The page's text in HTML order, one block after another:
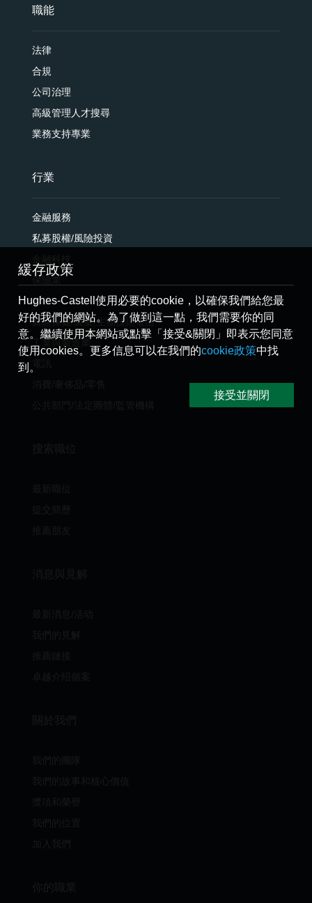
職能
法律
合規
公司治理
高級管理人才搜尋
業務支持專業
行業
金融服務
私募股權/風險投資
保險業
科技
醫療保健/製藥/生物技術電信
工業與製造業
緩存政策
Hughes-Castell使用必要的cookie，以確保我們給您最
好的我們的網站。為了做到這一點，我們需要你的同
意。繼續使用本網站或點擊「接受&關閉」即表示您同意
使用cookies。更多信息可以在我們的cookie政策中找
到。
接受並關閉